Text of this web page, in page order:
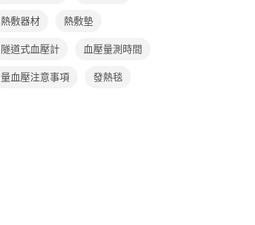
熱敷器材 熱敷墊
隧道式血壓計 血壓量測時間
量血壓注意事項 發熱毯